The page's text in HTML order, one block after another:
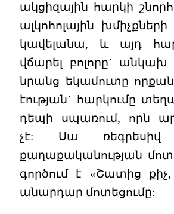
ակցիզային հարկի
ալկոհոլային
կավելանա, և այդ
վճարել բոլորը` անկախ
նրանց եկամուտը
էության` հարկումը
դեպի սպառում, որն
չէ: Սա ռեգրեսիվ
քաղաքականության
գործում է «Շատից
անարդար մոտեցումը: